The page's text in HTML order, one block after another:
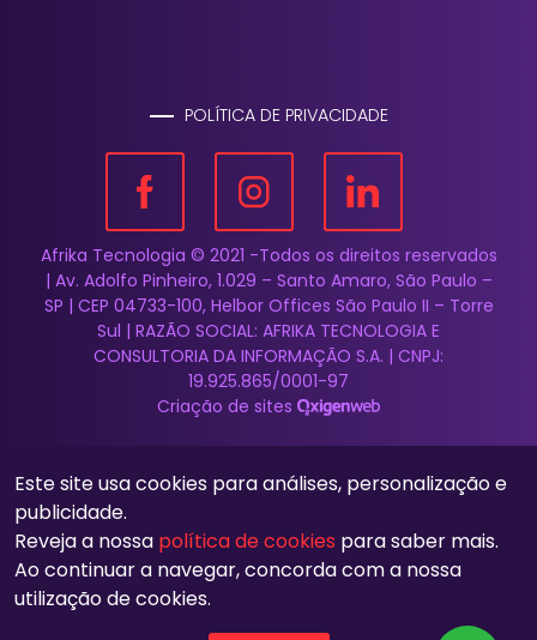
POLÍTICA DE PRIVACIDADE
Afrika Tecnologia © 2021 -Todos os direitos reservados
| Av. Adolfo Pinheiro, 1.029 – Santo Amaro, São Paulo –
SP | CEP 04733-100, Helbor Offices São Paulo II – Torre
Sul | RAZÃO SOCIAL: AFRIKA TECNOLOGIA E
CONSULTORIA DA INFORMAÇÃO S.A. | CNPJ:
19.925.865/0001-97
Criação de sites
Este site usa cookies para análises, personalização e
publicidade.
Reveja a nossa política de cookies para saber mais.
Ao continuar a navegar, concorda com a nossa
utilização de cookies.